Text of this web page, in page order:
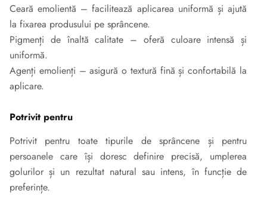
Ceară emolientă – facilitează aplicarea uniformă și ajută
la fixarea produsului pe sprâncene.
Pigmenți de înaltă calitate – oferă culoare intensă și
uniformă.
Agenți emolienți – asigură o textură fină și confortabilă la
aplicare.
Potrivit pentru
Potrivit pentru toate tipurile de sprâncene și pentru
persoanele care își doresc definire precisă, umplerea
golurilor și un rezultat natural sau intens, în funcție de
preferințe.